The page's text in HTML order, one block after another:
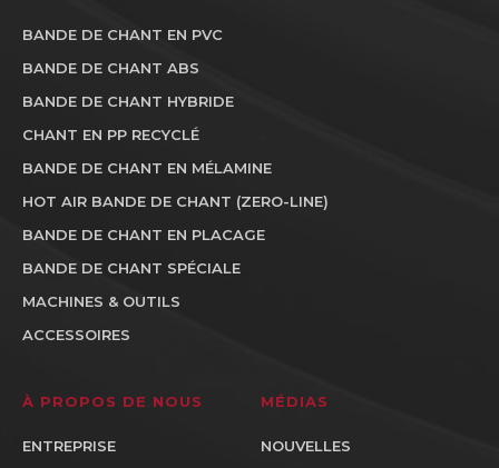
BANDE DE CHANT EN PVC
BANDE DE CHANT ABS
BANDE DE CHANT HYBRIDE
CHANT EN PP RECYCLÉ
BANDE DE CHANT EN MÉLAMINE
HOT AIR BANDE DE CHANT (ZERO-LINE)
BANDE DE CHANT EN PLACAGE
BANDE DE CHANT SPÉCIALE
MACHINES & OUTILS
ACCESSOIRES
À PROPOS DE NOUS
ENTREPRISE
MÉDIAS
NOUVELLES